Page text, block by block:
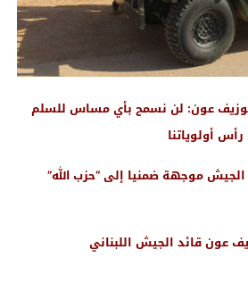
عون: لن نسمح بأي مساس للسلم
أولوياتنا
موجهة ضمنيا إلى “حزب الله”
عون قائد الجيش اللبناني